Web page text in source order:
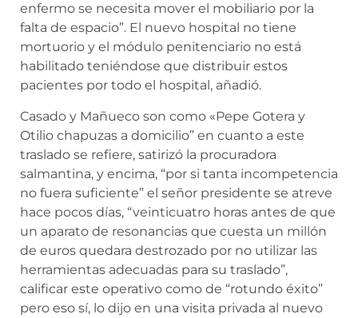
enfermo se necesita mover el mobiliario por la
falta de espacio”. El nuevo hospital no tiene
mortuorio y el módulo penitenciario no está
habilitado teniéndose que distribuir estos
pacientes por todo el hospital, añadió.
Casado y Mañueco son como «Pepe Gotera y
Otilio chapuzas a domicilio” en cuanto a este
traslado se refiere, satirizó la procuradora
salmantina, y encima, “por si tanta incompetencia
no fuera suficiente” el señor presidente se atreve
hace pocos días, “veinticuatro horas antes de que
un aparato de resonancias que cuesta un millón
de euros quedara destrozado por no utilizar las
herramientas adecuadas para su traslado”,
calificar este operativo como de “rotundo éxito”
pero eso sí, lo dijo en una visita privada al nuevo